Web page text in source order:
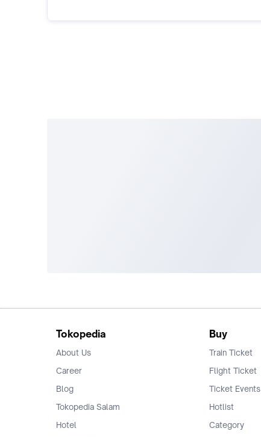
Tokopedia
About Us
Career
Blog
Tokopedia Salam
Hotel
Buy
Train Ticket
Flight Ticket
Ticket Events
Hotlist
Category